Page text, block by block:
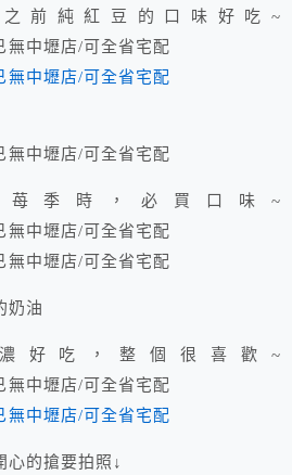
前純紅豆的口味好吃~
苺季時，必買口味~
奶油
好吃，整個很喜歡~
心的搶要拍照↓